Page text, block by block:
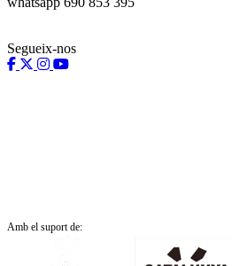
Segueix-nos
Amb el suport de: